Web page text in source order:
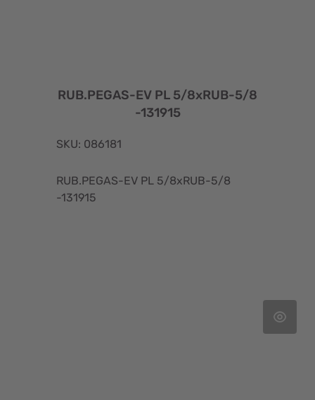
RUB.PEGAS-EV PL 5/8xRUB-5/8
-131915
SKU: 086181
RUB.PEGAS-EV PL 5/8xRUB-5/8
-131915